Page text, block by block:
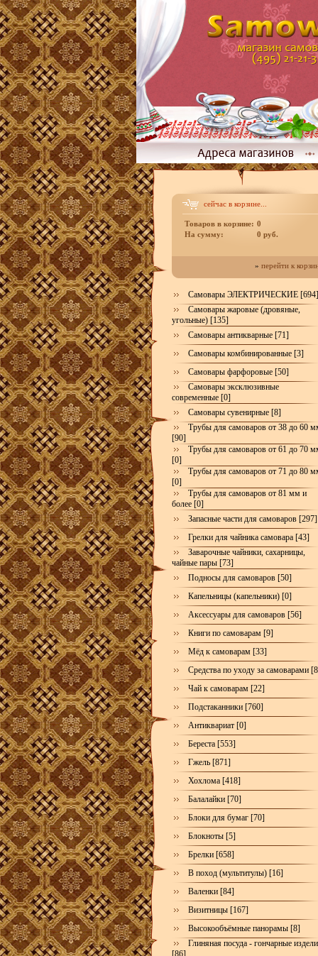
сейчас в корзине...
Товаров в корзине: 0
На сумму:
0 руб.
» перейти к
Самовары ЭЛЕКТРИЧЕСКИЕ [694]
Самовары жаровые (дровяные,
угольные) [135]
Самовары антикварные [71]
Самовары комбинированные [3]
Самовары фарфоровые [50]
Самовары эксклюзивные
современные [0]
Самовары сувенирные [8]
Трубы для самоваров от 38 до 60
[90]
Трубы для самоваров от 61 до 70
[0]
Трубы для самоваров от 71 до 80
[0]
Трубы для самоваров от 81 мм и
более [0]
Запасные части для самоваров [297]
Грелки для чайника самовара [43]
Заварочные чайники, сахарницы,
чайные пары [73]
Подносы для самоваров [50]
Капельницы (капельники) [0]
Аксессуары для самоваров [56]
Книги по самоварам [9]
Мёд к самоварам [33]
Средства по уходу за самоварами
Чай к самоварам [22]
Подстаканники [760]
Антиквариат [0]
Береста [553]
Гжель [871]
Хохлома [418]
Балалайки [70]
Блоки для бумаг [70]
Блокноты [5]
Брелки [658]
В поход (мультитулы) [16]
Валенки [84]
Визитницы [167]
Высокообъёмные панорамы [8]
Глиняная посуда - гончарные
[86]